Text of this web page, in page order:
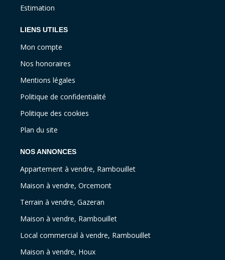
Estimation
LIENS UTILES
Mon compte
Nos honoraires
Mentions légales
Politique de confidentialité
Politique des cookies
Plan du site
NOS ANNONCES
Appartement à vendre, Rambouillet
Maison à vendre, Orcemont
Terrain à vendre, Gazeran
Maison à vendre, Rambouillet
Local commercial à vendre, Rambouillet
Maison à vendre, Houx